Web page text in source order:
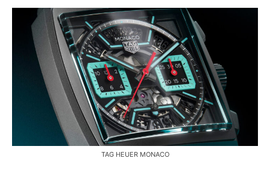
TAG HEUER MONACO